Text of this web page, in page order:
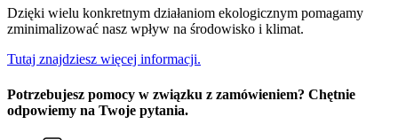
Dzięki wielu konkretnym działaniom ekologicznym pomagamy
zminimalizować nasz wpływ na środowisko i klimat.
Tutaj znajdziesz więcej informacji.
Potrzebujesz pomocy w związku z zamówieniem? Chętnie
odpowiemy na Twoje pytania.